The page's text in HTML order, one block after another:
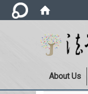
About Us